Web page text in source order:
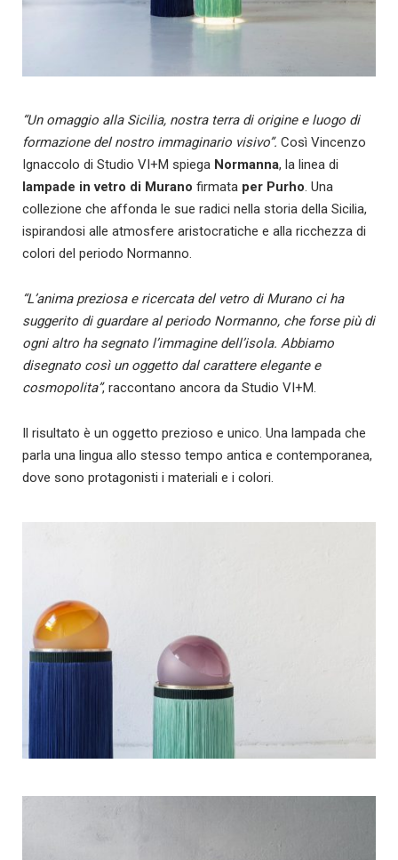
“Un omaggio alla Sicilia, nostra terra di origine e luogo di
formazione del nostro immaginario visivo”. Così Vincenzo
Ignaccolo di Studio VI+M spiega Normanna, la linea di
lampade in vetro di Murano firmata per Purho. Una
collezione che affonda le sue radici nella storia della Sicilia,
ispirandosi alle atmosfere aristocratiche e alla ricchezza di
colori del periodo Normanno.
“L’anima preziosa e ricercata del vetro di Murano ci ha
suggerito di guardare al periodo Normanno, che forse più di
ogni altro ha segnato l’immagine dell’isola. Abbiamo
disegnato così un oggetto dal carattere elegante e
cosmopolita”, raccontano ancora da Studio VI+M.
Il risultato è un oggetto prezioso e unico. Una lampada che
parla una lingua allo stesso tempo antica e contemporanea,
dove sono protagonisti i materiali e i colori.